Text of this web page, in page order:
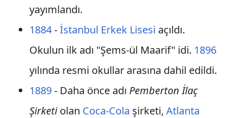
yayımlandı.
1884-İstanbul Erkek Lisesi açıldı.
Okulun ilk adı "Şems-ül Maarif" idi. 1896
yılında resmi okullar arasına dahil edildi.
1889- Daha önce adı Pemberton İlaç
Şirketiolan Coca-Cola şirketi, Atlanta